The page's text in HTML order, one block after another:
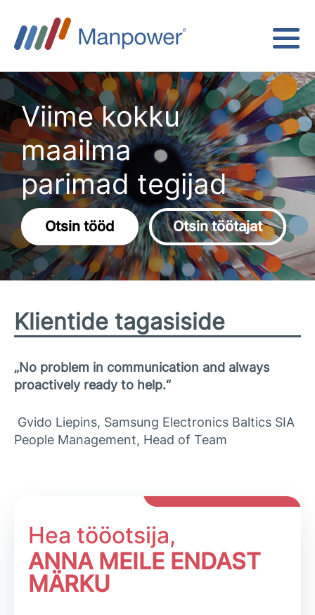
Viime kokku
maailma
parimad tegijad
Otsin tööd Otsin töötajat
Klientide tagasiside
„No problem in communication and always
proactively ready to help.“
Gvido Liepins, Samsung Electronics Baltics SIA
People Management, Head of Team
Hea tööotsija,
ANNA MEILE ENDAST
MÄRKU